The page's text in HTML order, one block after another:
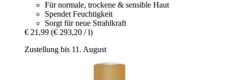
Für normale, trockene & sensible Haut
Spendet Feuchtigkeit
Sorgt für neue Strahlkraft
€ 21,99 (€ 293,20 / l)
Zustellung bis 11. August